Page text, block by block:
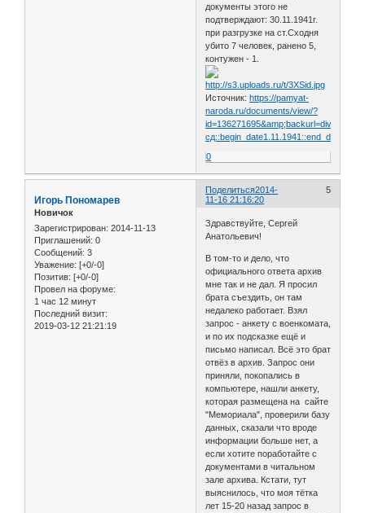
документы этого не
подтверждают: 30.11.1941г.
при разгрузке на ст.Сходня
убито 7 человек, ранено 5,
контужен - 1.
Источник:https://pamyat-
naroda.ru/documents/view/?
id=136271695&amp;backurl=division354
0
Поделиться 5
2014-
11-16 21:16:20
Игорь Пономарев
Новичок
Зарегистрирован: 2014-11-13
Приглашений: 0
Сообщений: 3
Уважение: [+0/-0]
Позитив: [+0/-0]
Провел на форуме:
1 час 12 минут
Последний визит:
2019-03-12 21:21:19
Здравствуйте, Сергей
Анатольевич!
В том-то и дело, что
официального ответа архив
мне так и не дал. Я просил
брата съездить, он там
недалеко работает. Взял
запрос - анкету с военкомата,
и по их подсказке ещё и
письмо написал. Всё это брат
отвёз в архив. Запрос они
приняли, покопались в
компьютере, нашли анкету,
которая размещена на сайте
"Мемориала", проверили базу
данных, сказали что вроде
информации больше нет, а
если хотите поработайте с
документами в читальном
зале архива. Кстати, тут
выяснилось, что моя тётка
лет 15-20 назад запрос в